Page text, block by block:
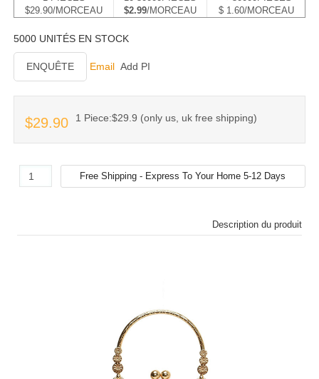
$29.90/MORCEAU
$2.99/MORCEAU
$ 1.60/MORCEAU
5000 UNITÉS EN STOCK
ENQUÊTE Email Add PI
$29.90 1 Piece:$29.9 (only us, uk free shipping)
Description du produit